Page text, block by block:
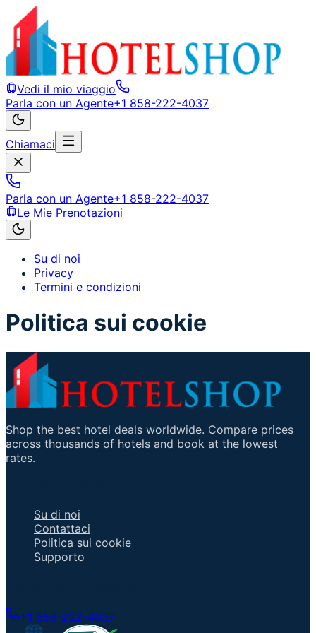
Vedi il mio viaggio
Parla con un Agente+1 858-222-4037
Chiamaci
Parla con un Agente+1 858-222-4037
Le Mie Prenotazioni
Su di noi
Privacy
Termini e condizioni
Politica sui cookie
Shop the best hotel deals worldwide. Compare prices
across thousands of hotels and book at the lowest
rates.
Su di noi
Contattaci
Politica sui cookie
Supporto
+1 858-222-4037